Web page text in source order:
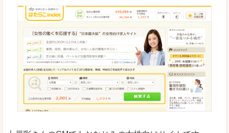
良いところ
「自分のペースで働きたい」「キャリアアップ」
はじめての転職についてのお役立ち情報が満載で
悪いところ
求人の掲載が少し見づらい印象があります。求人
給与が見た目ですぐにわからないことが多いです